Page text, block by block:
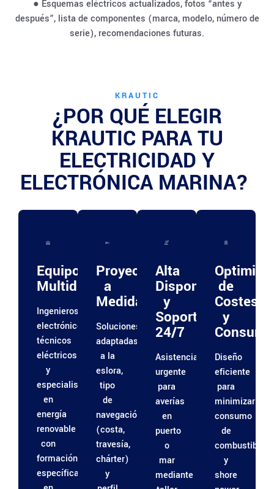
● Esquemas eléctricos actualizados, fotos “antes y
después”, lista de componentes (marca, modelo, número de
serie), recomendaciones futuras.
KRAUTIC
¿POR QUÉ ELEGIR
KRAUTIC PARA TU
ELECTRICIDAD Y
ELECTRÓNICA MARINA?
Equipo
Multidisciplinar
Ingenieros
electrónicos,
técnicos
eléctricos
y
especialistas
en
energía
renovable
con
formación
específica
Proyectos
a
Medida
Soluciones
adaptadas
a la
eslora,
tipo
de
navegación
(costa,
travesía,
chárter)
y
Alta
Disponibilidad
y
Soporte
24/7
Asistencia
urgente
para
averías
en
puerto
o
mar
mediante
de
Costes
y
Consumo
Diseño
eficiente
para
minimizar
consumo
de
combustible
y
shore